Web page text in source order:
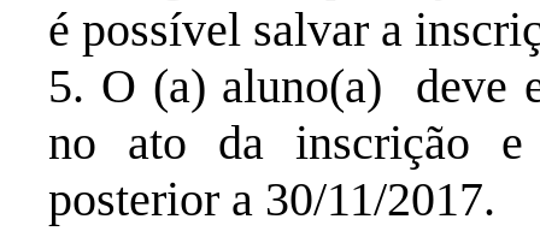
é possível salvar a
5. O (a) aluno(a) deve
no ato da inscrição
posterior a 30/11/2017.